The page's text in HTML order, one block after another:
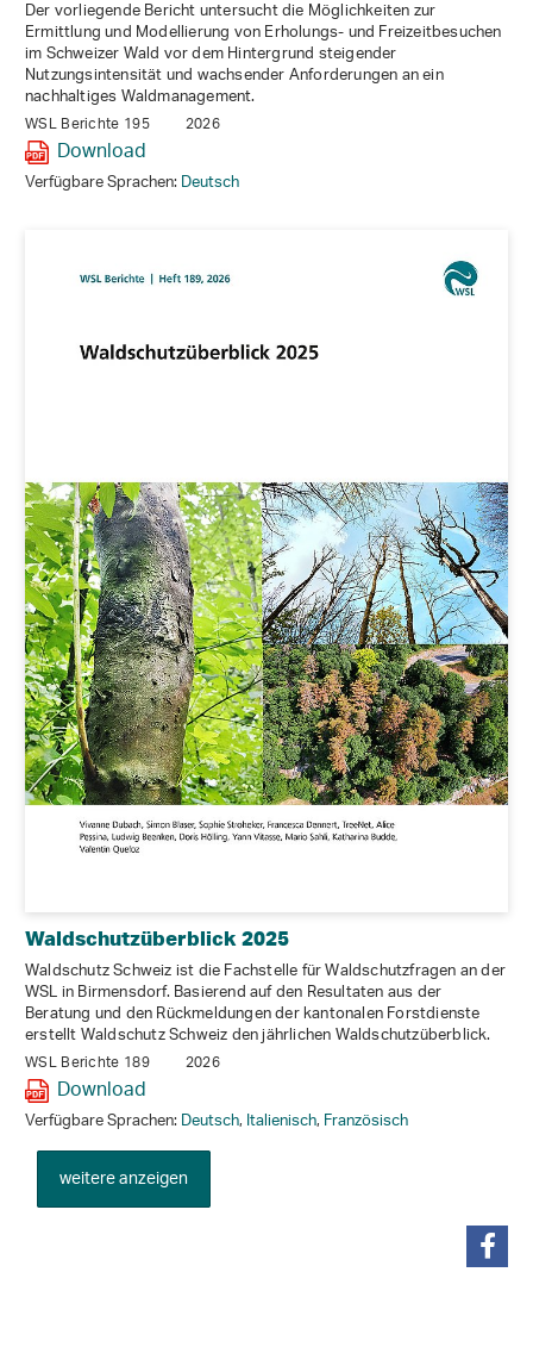
Der vorliegende Bericht untersucht die Möglichkeiten zur
Ermittlung und Modellierung von Erholungs- und Freizeitbesuchen
im Schweizer Wald vor dem Hintergrund steigender
Nutzungsintensität und wachsender Anforderungen an ein
nachhaltiges Waldmanagement.
WSL Berichte 195 2026
Download
Verfügbare Sprachen:Deutsch
Waldschutzüberblick 2025
Waldschutz Schweiz ist die Fachstelle für Waldschutzfragen an der
WSL in Birmensdorf. Basierend auf den Resultaten aus der
Beratung und den Rückmeldungen der kantonalen Forstdienste
erstellt Waldschutz Schweiz den jährlichen Waldschutzüberblick.
WSL Berichte 189 2026
Download
Verfügbare Sprachen:Deutsch,Italienisch,Französisch
weitere anzeigen